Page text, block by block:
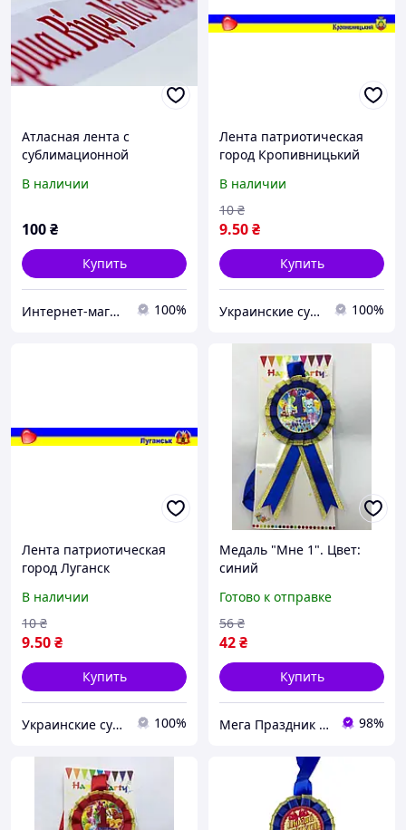
Атласная лента с
сублимационной
В наличии
100₴
Купить
Интернет-магазин флагов flag-online Свиридченкова Н.В. ФЛП 100%
Лента патриотическая
город Кропивницький
В наличии
9.50₴
10 ₴
Купить
Украинские сувениры 100%
Лента патриотическая
город Луганск
В наличии
9.50₴
10 ₴
Купить
Украинские сувениры 100%
Медаль "Мне 1". Цвет:
синий
Готово к отправке
42₴
56 ₴
Купить
Мега Праздник – магазин аксессуаров для праздника и все для оформления воздушными шарами ОПТ. 98%